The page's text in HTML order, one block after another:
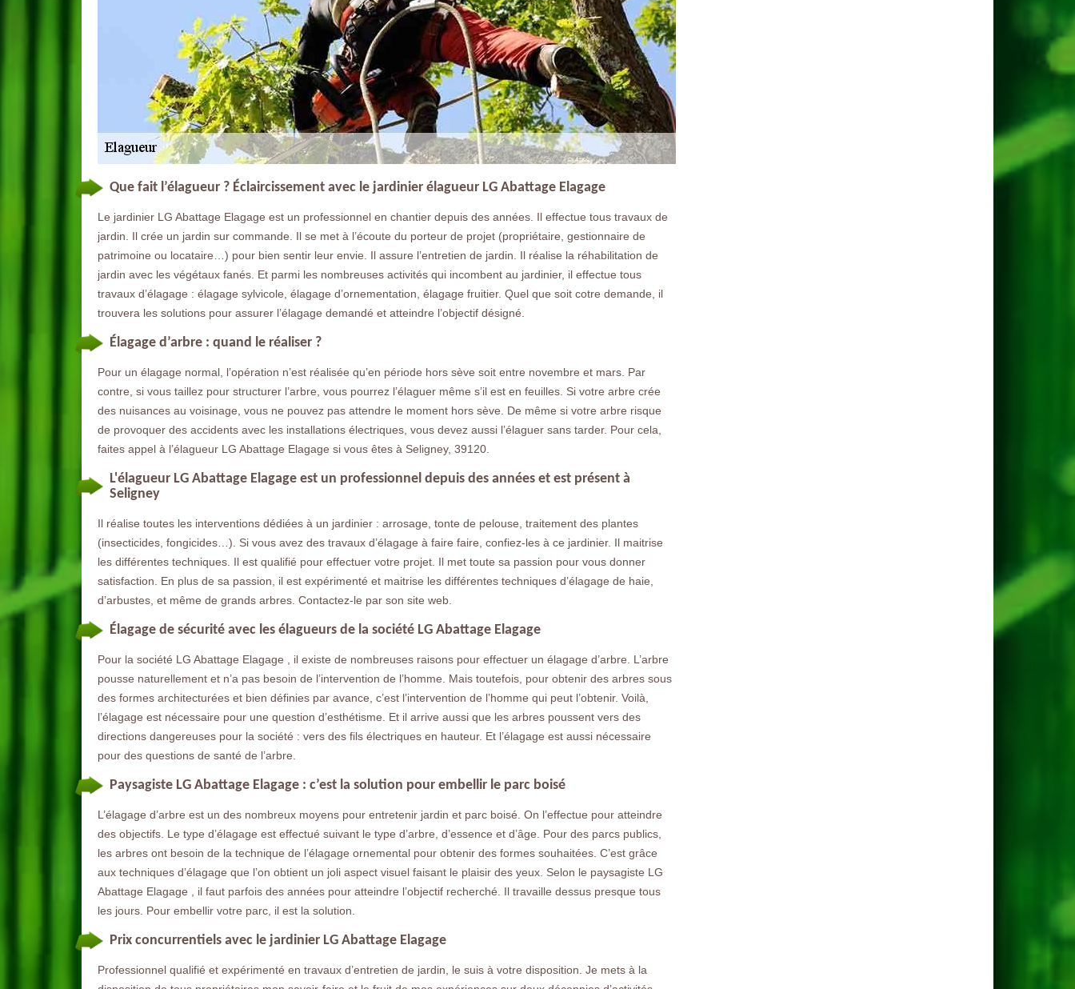
Que fait l’élagueur ? Éclaircissement avec le jardinier élagueur LG Abattage Elagage
Le jardinier LG Abattage Elagage est un professionnel en chantier depuis des années. Il effectue tous travaux de
jardin. Il crée un jardin sur commande. Il se met à l’écoute du porteur de projet (propriétaire, gestionnaire de
patrimoine ou locataire…) pour bien sentir leur envie. Il assure l’entretien de jardin. Il réalise la réhabilitation de
jardin avec les végétaux fanés. Et parmi les nombreuses activités qui incombent au jardinier, il effectue tous
travaux d’élagage : élagage sylvicole, élagage d’ornementation, élagage fruitier. Quel que soit cotre demande, il
trouvera les solutions pour assurer l’élagage demandé et atteindre l’objectif désigné.
Élagage d’arbre : quand le réaliser ?
Pour un élagage normal, l’opération n’est réalisée qu’en période hors sève soit entre novembre et mars. Par
contre, si vous taillez pour structurer l’arbre, vous pourrez l’élaguer même s’il est en feuilles. Si votre arbre crée
des nuisances au voisinage, vous ne pouvez pas attendre le moment hors sève. De même si votre arbre risque
de provoquer des accidents avec les installations électriques, vous devez aussi l’élaguer sans tarder. Pour cela,
faites appel à l’élagueur LG Abattage Elagage si vous êtes à Seligney, 39120.
L'élagueur LG Abattage Elagage est un professionnel depuis des années et est présent à
Seligney
Il réalise toutes les interventions dédiées à un jardinier : arrosage, tonte de pelouse, traitement des plantes
(insecticides, fongicides…). Si vous avez des travaux d’élagage à faire faire, confiez-les à ce jardinier. Il maitrise
les différentes techniques. Il est qualifié pour effectuer votre projet. Il met toute sa passion pour vous donner
satisfaction. En plus de sa passion, il est expérimenté et maitrise les différentes techniques d’élagage de haie,
d’arbustes, et même de grands arbres. Contactez-le par son site web.
Élagage de sécurité avec les élagueurs de la société LG Abattage Elagage
Pour la société LG Abattage Elagage , il existe de nombreuses raisons pour effectuer un élagage d’arbre. L’arbre
pousse naturellement et n’a pas besoin de l’intervention de l’homme. Mais toutefois, pour obtenir des arbres sous
des formes architecturées et bien définies par avance, c’est l’intervention de l’homme qui peut l’obtenir. Voilà,
l’élagage est nécessaire pour une question d’esthétisme. Et il arrive aussi que les arbres poussent vers des
directions dangereuses pour la société : vers des fils électriques en hauteur. Et l’élagage est aussi nécessaire
pour des questions de santé de l’arbre.
Paysagiste LG Abattage Elagage : c’est la solution pour embellir le parc boisé
L’élagage d’arbre est un des nombreux moyens pour entretenir jardin et parc boisé. On l’effectue pour atteindre
des objectifs. Le type d’élagage est effectué suivant le type d’arbre, d’essence et d’âge. Pour des parcs publics,
les arbres ont besoin de la technique de l’élagage ornemental pour obtenir des formes souhaitées. C’est grâce
aux techniques d’élagage que l’on obtient un joli aspect visuel faisant le plaisir des yeux. Selon le paysagiste LG
Abattage Elagage , il faut parfois des années pour atteindre l’objectif recherché. Il travaille dessus presque tous
les jours. Pour embellir votre parc, il est la solution.
Prix concurrentiels avec le jardinier LG Abattage Elagage
Professionnel qualifié et expérimenté en travaux d’entretien de jardin, le suis à votre disposition. Je mets à la